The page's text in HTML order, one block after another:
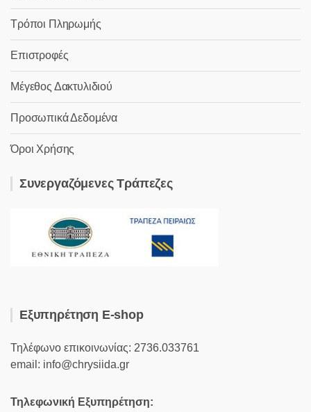
Τρόποι Πληρωμής
Επιστροφές
Μέγεθος Δακτυλιδιού
Προσωπικά Δεδομένα
Όροι Χρήσης
Συνεργαζόμενες Τράπεζες
Εξυπηρέτηση E-shop
Τηλέφωνο επικοινωνίας: 2736.033761
email: info@chrysiida.gr
Τηλεφωνική Εξυπηρέτηση: